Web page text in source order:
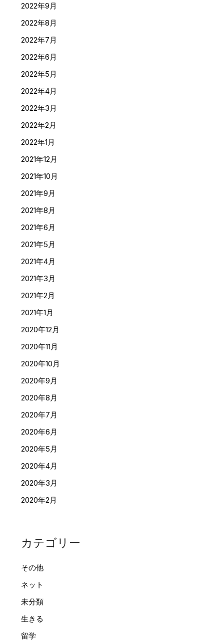
2022年9月
2022年8月
2022年7月
2022年6月
2022年5月
2022年4月
2022年3月
2022年2月
2022年1月
2021年12月
2021年10月
2021年9月
2021年8月
2021年6月
2021年5月
2021年4月
2021年3月
2021年2月
2021年1月
2020年12月
2020年11月
2020年10月
2020年9月
2020年8月
2020年7月
2020年6月
2020年5月
2020年4月
2020年3月
2020年2月
カテゴリー
その他
ネット
未分類
生きる
留学